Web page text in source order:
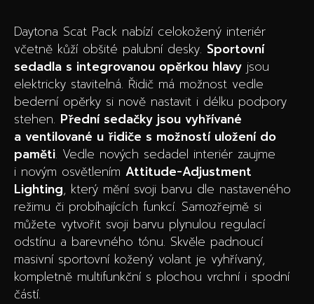
Daytona Scat Pack nabízí celokožený interiér
včetně kůží obšité palubní desky. Sportovní
sedadla s integrovanou opěrkou hlavy jsou
elektricky stavitelná. Řidič má možnost vedle
bederní opěrky si nově nastavit i délku podpory
stehen. Přední sedačky jsou vyhřívané
a ventilované u řidiče s možností uložení do
paměti. Vedle nových sedadel interiér zaujme
i novým osvětlením Attitude-Adjustment
Lighting, který mění svoji barvu dle nastaveného
režimu či probíhajících funkcí. Samozřejmě si
můžete vytvořit svoji barvu plynulou regulací
odstínu a barevného tónu. Skvěle padnoucí
masivní sportovní kožený volant je vyhřívaný,
kompletně multifunkční s plochou vrchní i spodní
částí.